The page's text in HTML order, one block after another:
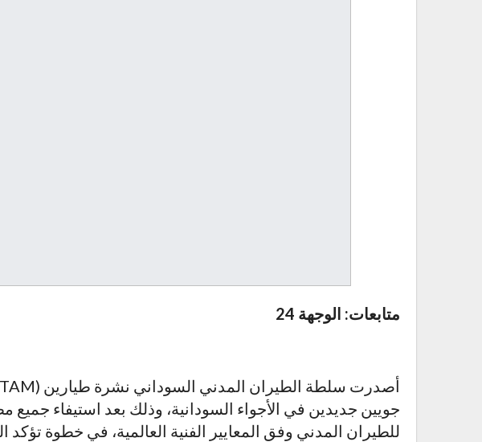
متابعات: الوجهة 24
جويين جديدين في الأجواء السودانية، وذلك بعد استيفاء جميع
للطيران المدني وفق المعايير الفنية العالمية، في خطوة تؤكد